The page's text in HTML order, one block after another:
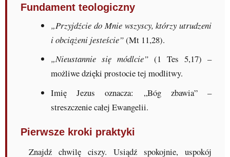
Fundament teologiczny
„Przyjdźcie do Mnie wszyscy, którzy utrudzeni
i obciążeni jesteście”(Mt 11,28).
„Nieustannie się módlcie” (1 Tes 5,17) –
możliwe dzięki prostocie tej modlitwy.
Imię Jezus oznacza: „Bóg zbawia” –
streszczenie całej Ewangelii.
Pierwsze kroki praktyki
Znajdź chwilę ciszy. Usiądź spokojnie, uspokój